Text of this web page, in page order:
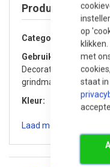
op
met
staat in
Product
Categorie
Gebruik / Toepassing
Decoratief, Drainage /
grindmatten, Tuin /
Kleur
Laad meer specificaties